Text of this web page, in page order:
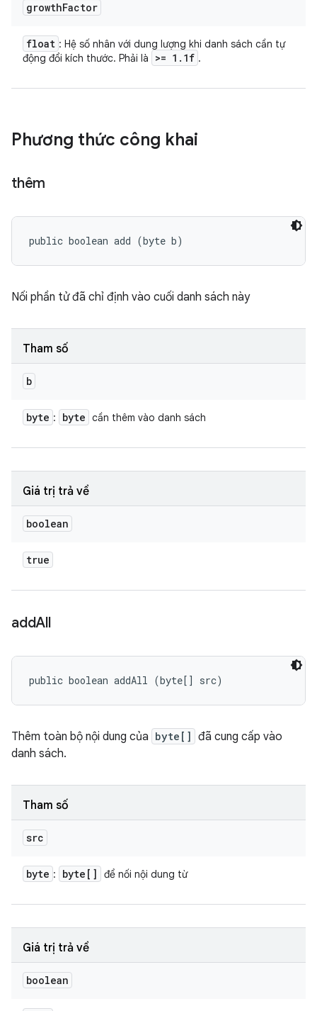
growthFactor
float : Hệ số nhân với dung lượng khi danh sách cần tự
động đổi kích thước. Phải là
>= 1 . 1f .
Phương thức công khai
thêm
public boolean add (byte b)
Nối phần tử đã chỉ định vào cuối danh sách này
Tham số
b
byte : byte cần thêm vào danh sách
Giá trị trả về
boolean
true
addAll
public boolean addAll (byte[] src)
Thêm toàn bộ nội dung của byte[] đã cung cấp vào
danh sách.
Tham số
src
byte : byte[] để nối nội dung từ
Giá trị trả về
boolean